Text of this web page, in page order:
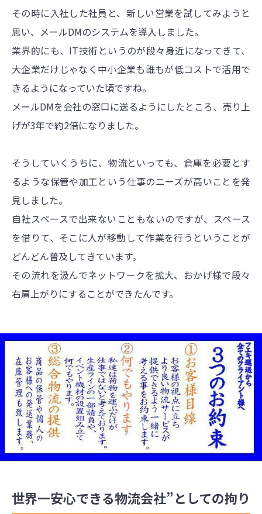
その時に入社した社員と、新しい営業を試してみようと
思い、メールDMのシステムを導入しました。
業界的にも、IT技術というのが段々身近になってきて、
大企業だけじゃなく中小企業も誰もが低コストで活用で
きるようになっていた頃ですね。
メールDMを会社の窓口に送るようにしたところ、売り上
げが3年で約2倍になりました。
そうしていくうちに、物流といっても、倉庫を必要とす
るような保管や加工という仕事のニーズが高いことを発
見しました。
自社スペースで出来ないこともないのですが、スペース
を借りて、そこに人が移動して作業を行うということが
どんどん普及してきています。
その流れを汲んでネットワークを拡大、おかげ様で段々
右肩上がりにすることができたんです。
世界一安心できる物流会社”としての拘り